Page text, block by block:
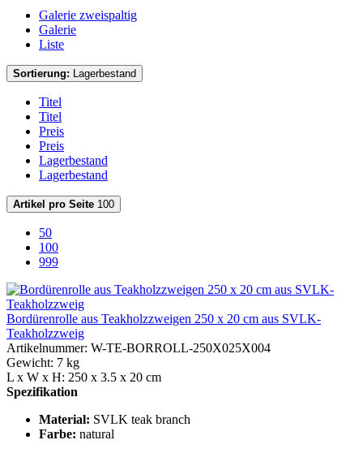
Galerie zweispaltig
Galerie
Liste
Sortierung: Lagerbestand
Titel
Titel
Preis
Preis
Lagerbestand
Lagerbestand
Artikel pro Seite 100
50
100
999
Bordürenrolle aus Teakholzzweigen 250 x 20 cm aus SVLK-
Teakholzzweig
Artikelnummer: W-TE-BORROLL-250X025X004
Gewicht: 7 kg
L x W x H: 250 x 3.5 x 20 cm
Spezifikation
Material: SVLK teak branch
Farbe: natural